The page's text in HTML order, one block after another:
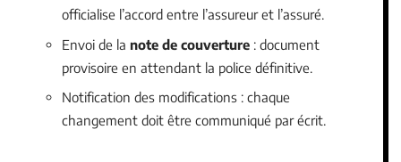
officialise l’accord entre l’assureur et l’assuré.
Envoi de la note de couverture : document
provisoire en attendant la police définitive.
Notification des modifications : chaque
changement doit être communiqué par écrit.